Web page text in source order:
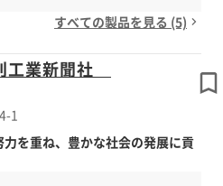
すべての製品を見る (5)
工業新聞社
1
を重ね、豊かな社会の発展に貢